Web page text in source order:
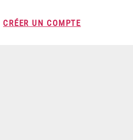
CRÉER UN COMPTE